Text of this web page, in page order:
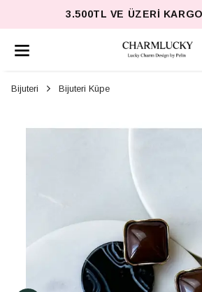
3.500TL VE ÜZERI
Bijuteri Bijuteri Küpe